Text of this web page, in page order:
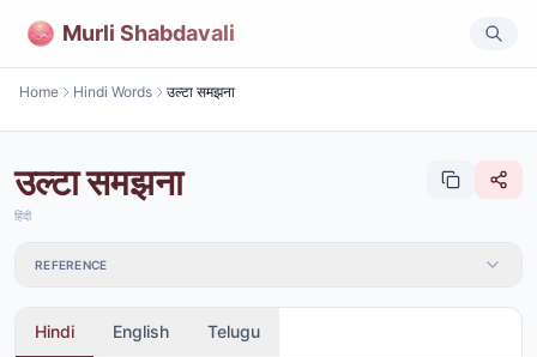
Murli Shabdavali
Home Hindi Words उल्टा समझना
उल्टा समझना
हिंदी
REFERENCE
Hindi English Telugu